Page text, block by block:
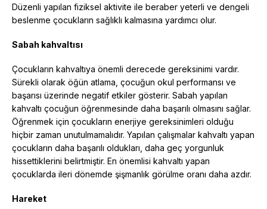
Düzenli yapılan fiziksel aktivite ile beraber yeterli ve dengeli
beslenme çocukların sağlıklı kalmasına yardımcı olur.
Sabah kahvaltısı
Çocukların kahvaltıya önemli derecede gereksinimi vardır.
Sürekli olarak öğün atlama, çocuğun okul performansı ve
başarısı üzerinde negatif etkiler gösterir. Sabah yapılan
kahvaltı çocuğun öğrenmesinde daha başarılı olmasını sağlar.
Öğrenmek için çocukların enerjiye gereksinimleri olduğu
hiçbir zaman unutulmamalıdır. Yapılan çalışmalar kahvaltı yapan
çocukların daha başarılı oldukları, daha geç yorgunluk
hissettiklerini belirtmiştir. En önemlisi kahvaltı yapan
çocuklarda ileri dönemde şişmanlık görülme oranı daha azdır.
Hareket